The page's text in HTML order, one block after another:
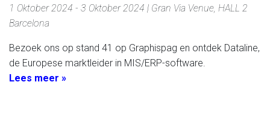
1 Oktober 2024 - 3 Oktober 2024 | Gran Via Venue, HALL 2
Barcelona
Bezoek ons op stand 41 op Graphispag en ontdek Dataline,
de Europese marktleider in MIS/ERP-software.
Lees meer »